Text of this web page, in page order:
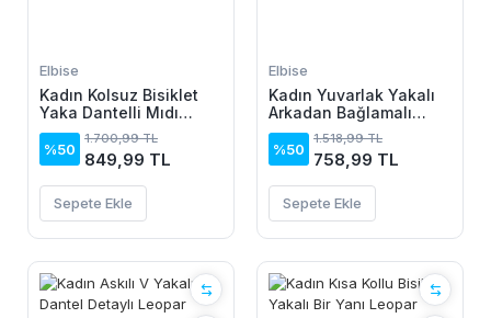
Elbise
Kadın Kolsuz Bisiklet
Yaka Dantelli Mıdı
Janjan Krep Elbise
%50
1.700,99 TL
849,99 TL
Sepete Ekle
Elbise
Kadın Yuvarlak Yakalı
Arkadan Bağlamalı
Düğme Detaylı
Asimetrik Kesim Detaylı
Kısa Viskon Elbise
%50
1.518,99 TL
758,99 TL
Sepete Ekle